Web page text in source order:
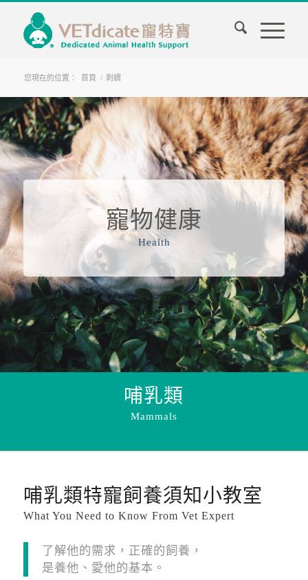
您現在的位置： 首頁 / 刺蝟
寵物健康
Health
哺乳類
Mammals
哺乳類特寵飼養須知小教室
What You Need to Know From Vet Expert
了解他的需求，正確的飼養，
是養他、愛他的基本。